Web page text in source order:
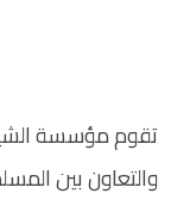
تقوم مؤسسة
والتعاون بين